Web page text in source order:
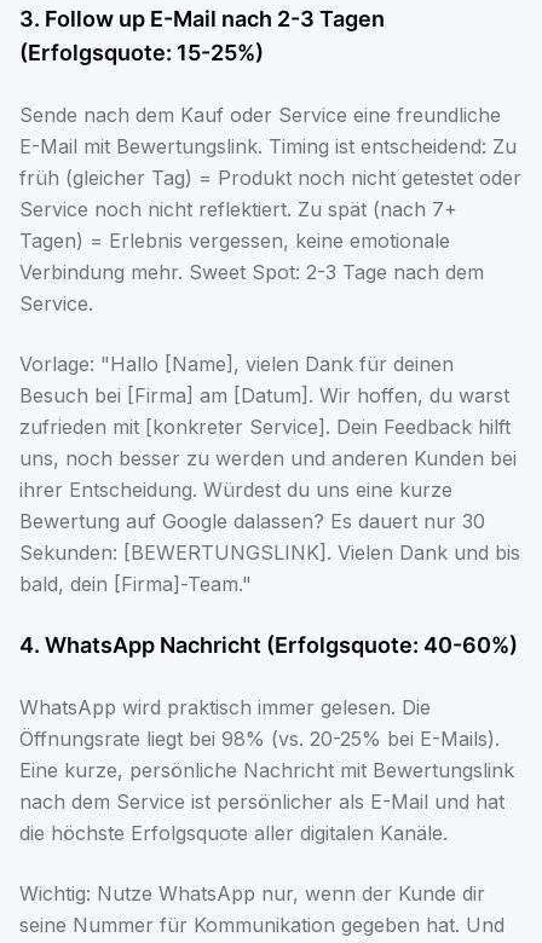
3. Follow up E-Mail nach 2-3 Tagen
(Erfolgsquote: 15-25%)
Sende nach dem Kauf oder Service eine freundliche
E-Mail mit Bewertungslink. Timing ist entscheidend: Zu
früh (gleicher Tag) = Produkt noch nicht getestet oder
Service noch nicht reflektiert. Zu spät (nach 7+
Tagen) = Erlebnis vergessen, keine emotionale
Verbindung mehr. Sweet Spot: 2-3 Tage nach dem
Service.
Vorlage: "Hallo [Name], vielen Dank für deinen
Besuch bei [Firma] am [Datum]. Wir hoffen, du warst
zufrieden mit [konkreter Service]. Dein Feedback hilft
uns, noch besser zu werden und anderen Kunden bei
ihrer Entscheidung. Würdest du uns eine kurze
Bewertung auf Google dalassen? Es dauert nur 30
Sekunden: [BEWERTUNGSLINK]. Vielen Dank und bis
bald, dein [Firma]-Team."
4. WhatsApp Nachricht (Erfolgsquote: 40-60%)
WhatsApp wird praktisch immer gelesen. Die
Öffnungsrate liegt bei 98% (vs. 20-25% bei E-Mails).
Eine kurze, persönliche Nachricht mit Bewertungslink
nach dem Service ist persönlicher als E-Mail und hat
die höchste Erfolgsquote aller digitalen Kanäle.
Wichtig: Nutze WhatsApp nur, wenn der Kunde dir
seine Nummer für Kommunikation gegeben hat. Und